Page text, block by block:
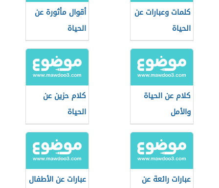
كلمات وعبارات عن
الحياة
أقوال مأثورة عن
الحياة
كلام عن الحياة
والأمل
كلام حزين عن
الحياة
عبارات رائعة عن
عبارات عن الأطفال